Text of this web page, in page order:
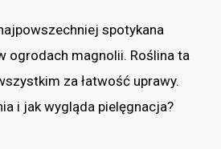
spotykana
ogrodach magnolii. Roślina ta
za łatwość uprawy.
i jak wygląda pielęgnacja?